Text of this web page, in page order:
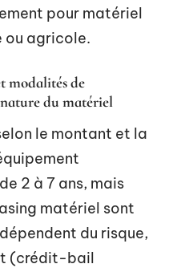
pour matériel
ou agricole.
modalités de
du matériel
le montant et la
2 à 7 ans, mais
matériel sont
du risque,
(crédit-bail